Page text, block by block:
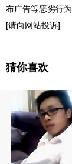
布广告等恶劣行为
[请向网站投诉]
猜你喜欢